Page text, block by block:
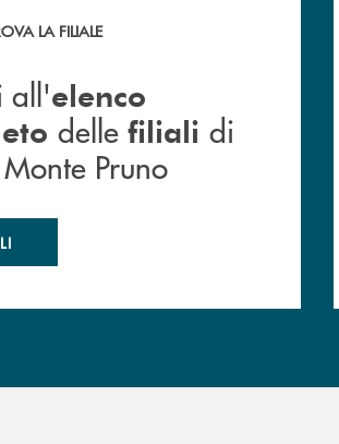
completo&nbsp; delle&nbsp;
LA FILIALE
all'elenco
delle filiali di
Pruno